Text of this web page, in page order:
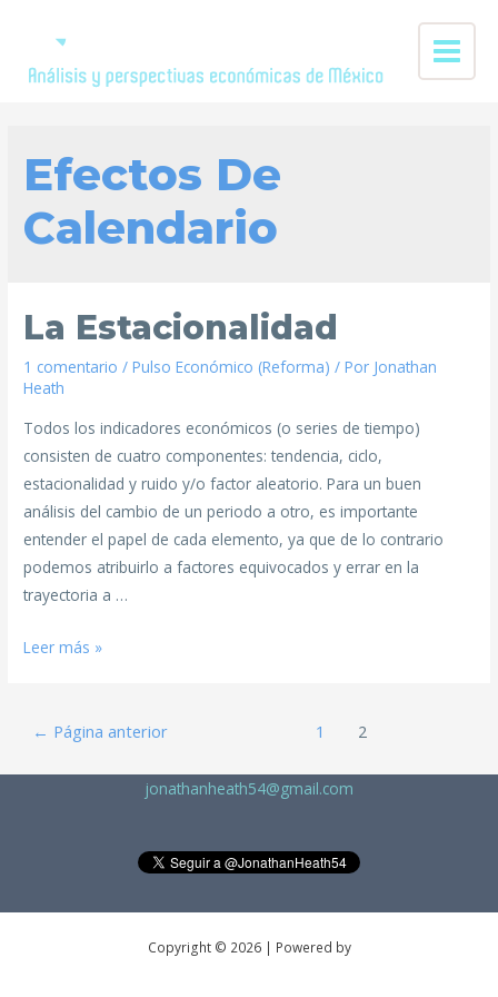
Efectos De
Calendario
La Estacionalidad
1 comentario /Pulso Económico (Reforma) / Por Jonathan
Heath
Todos los indicadores económicos (o series de tiempo)
consisten de cuatro componentes: tendencia, ciclo,
estacionalidad y ruido y/o factor aleatorio. Para un buen
análisis del cambio de un periodo a otro, es importante
entender el papel de cada elemento, ya que de lo contrario
podemos atribuirlo a factores equivocados y errar en la
trayectoria a …
Leer más »
← Página anterior 1 2
jonathanheath54@gmail.com
Copyright © 2026 | Powered by